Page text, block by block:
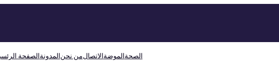
الصفحةالمدونةمن نحنالاتصالالموضةالصحة